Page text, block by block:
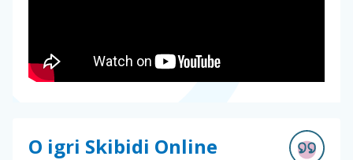
O igri Skibidi Online